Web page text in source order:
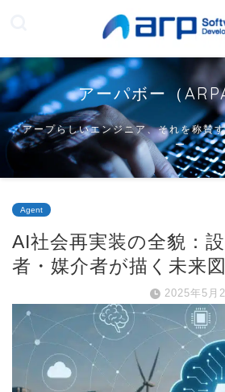
アーパボー（
アープらしいエンジニア、それを称賛
ー
Agent
AI社会再実装の全貌：
者・媒介者が描く未来図
2025年5月